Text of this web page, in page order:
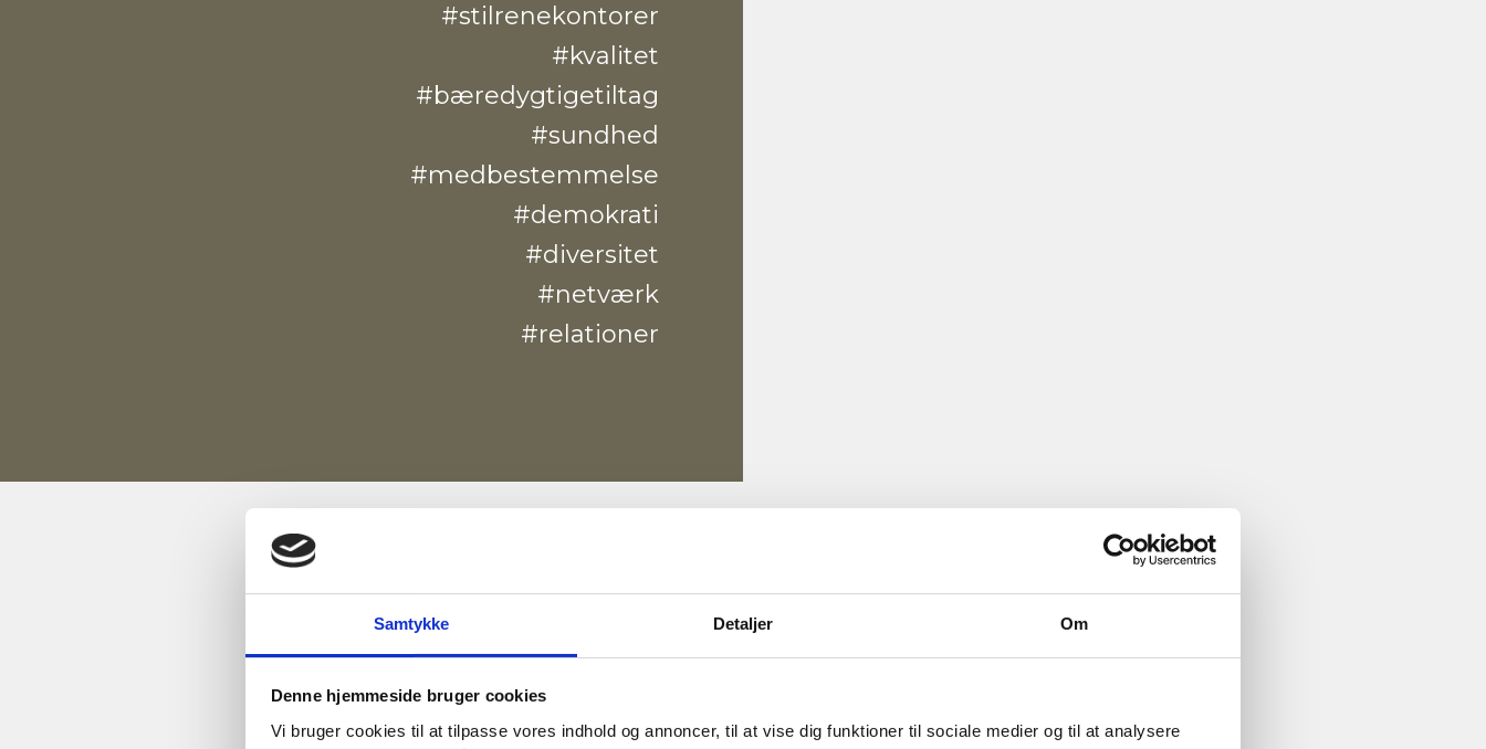
Samtykke Detaljer Om
Denne hjemmeside bruger cookies
Vi bruger cookies til at tilpasse vores indhold og annoncer, til at vise dig funktioner til sociale medier og til at analysere
#stilrenekontorer
#kvalitet
#bæredygtigetiltag
#sundhed
#medbestemmelse
#demokrati
#diversitet
#netværk
#relationer